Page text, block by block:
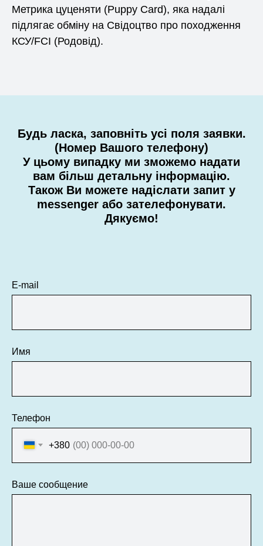
Метрика цуценяти (Puppy Card), яка надалі
підлягає обміну на Свідоцтво про походження
КСУ/FCI (Родовід).
Будь ласка, заповніть усі поля заявки.
(Номер Вашого телефону)
У цьому випадку ми зможемо надати
вам більш детальну інформацію.
Також Ви можете надіслати запит у
messenger або зателефонувати.
Дякуємо!
E-mail
Имя
Телефон
+380
Ваше сообщение